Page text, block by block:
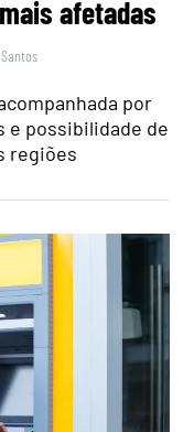
afetadas
por
e possibilidade de
regiões